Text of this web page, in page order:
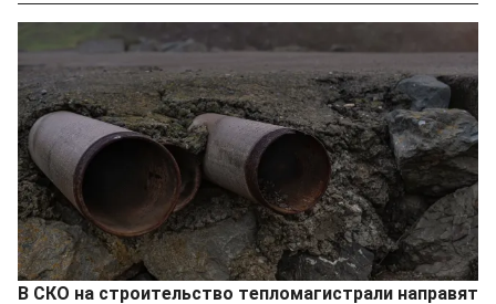
В СКО на строительство тепломагистрали направят